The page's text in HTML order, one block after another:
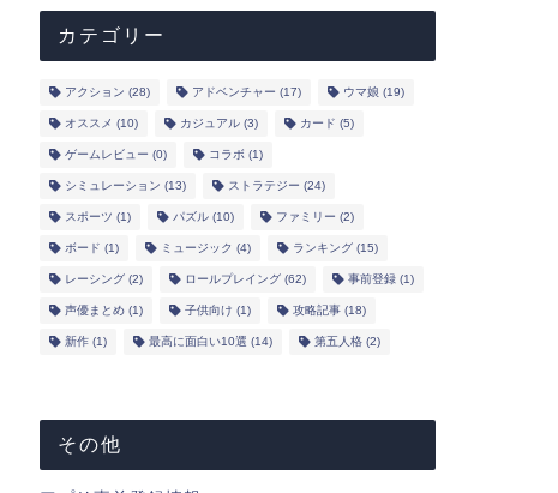
カテゴリー
アクション (28) アドベンチャー (17) ウマ娘 (19)
オススメ (10) カジュアル(3) カード (5)
ゲームレビュー (0) コラボ (1)
シミュレーション (13) ストラテジー (24)
スポーツ (1) パズル(10) ファミリー (2)
ボード (1) ミュージック (4) ランキング(15)
レーシング(2) ロールプレイング(62) 事前登録(1)
声優まとめ(1) 子供向け (1) 攻略記事(18)
新作(1) 最高に面白い10選 (14) 第五人格(2)
その他